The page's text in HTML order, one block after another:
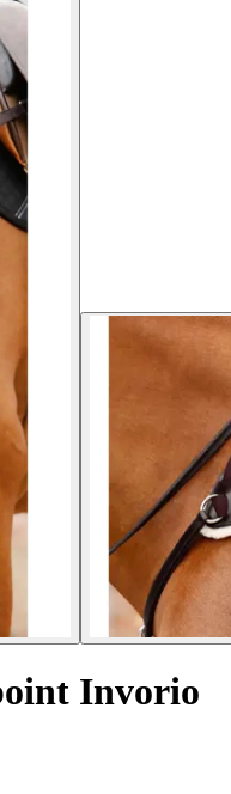
Invorio